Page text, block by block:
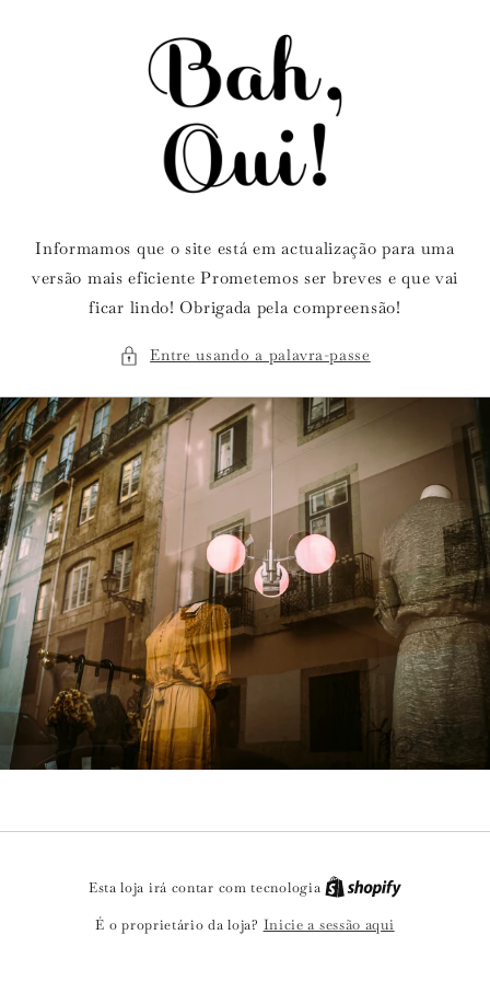
Informamos que o site está em actualização para uma
versão mais eficiente Prometemos ser breves e que vai
ficar lindo! Obrigada pela compreensão!
Entre usando a palavra-passe
Esta loja irá contar com tecnologia
É o proprietário da loja? Inicie a sessão aqui